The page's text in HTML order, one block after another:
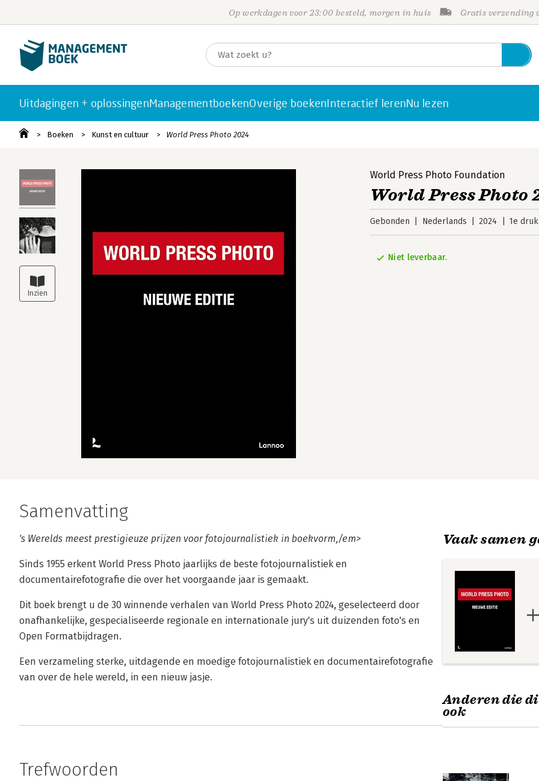
Op werkdagen voor 23:00 besteld, morgen in huis Gratis verzending
Uitdagingen + oplossingenManagementboekenOverige boekenInteractief lerenNu lezen
Boeken Kunst en cultuur World Press Photo 2024
World Press Photo Foundation
World Press Photo
Gebonden Nederlands 2024 1e druk
Niet leverbaar.
Samenvatting
's Werelds meest prestigieuze prijzen voor fotojournalistiek in boekvorm,/em>
Sinds 1955 erkent World Press Photo jaarlijks de beste fotojournalistiek en
documentairefotografie die over het voorgaande jaar is gemaakt.
Dit boek brengt u de 30 winnende verhalen van World Press Photo 2024, geselecteerd door
onafhankelijke, gespecialiseerde regionale en internationale jury's uit duizenden foto's en
Open Formatbijdragen.
Een verzameling sterke, uitdagende en moedige fotojournalistiek en documentairefotografie
van over de hele wereld, in een nieuw jasje.
Trefwoorden
Vaak samen
Anderen die
ook